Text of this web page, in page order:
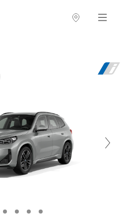
Navigation